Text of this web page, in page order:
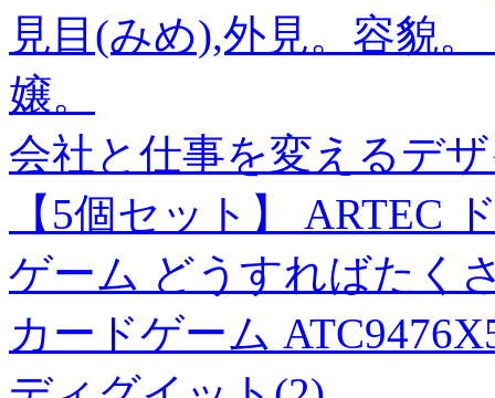
見目(みめ),外見。容貌
嬢。
会社と仕事を変えるデ
【5個セット】 ARTEC
ゲーム どうすればたく
カードゲーム